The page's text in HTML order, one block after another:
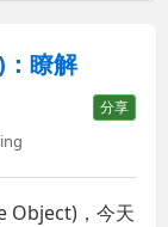
：瞭解
分享
Object)，今天